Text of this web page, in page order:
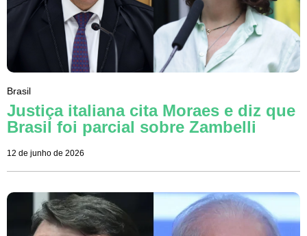
Brasil
Justiça italiana cita Moraes e diz que
Brasil foi parcial sobre Zambelli
12 de junho de 2026